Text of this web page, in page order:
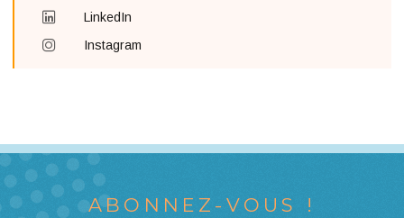
LinkedIn
Instagram
ABONNEZ-VOUS !